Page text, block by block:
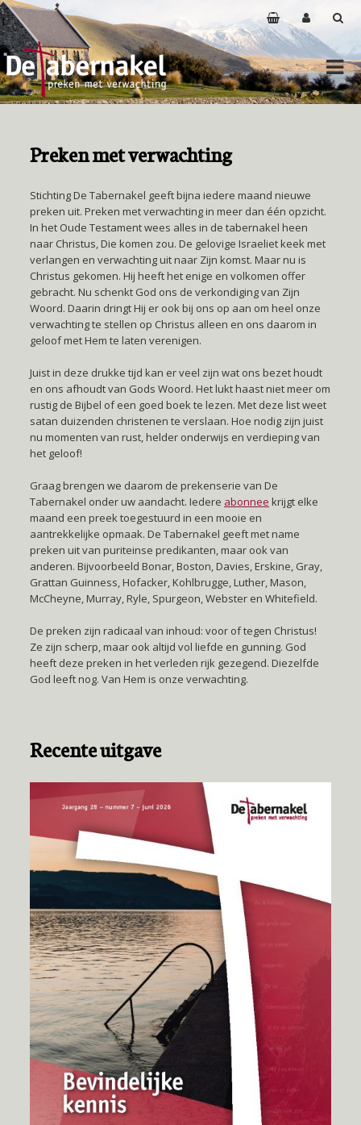
Preken met verwachting
Stichting De Tabernakel geeft bijna iedere maand nieuwe
preken uit. Preken met verwachting in meer dan één opzicht.
In het Oude Testament wees alles in de tabernakel heen
naar Christus, Die komen zou. De gelovige Israeliet keek met
verlangen en verwachting uit naar Zijn komst. Maar nu is
Christus gekomen. Hij heeft het enige en volkomen offer
gebracht. Nu schenkt God ons de verkondiging van Zijn
Woord. Daarin dringt Hij er ook bij ons op aan om heel onze
verwachting te stellen op Christus alleen en ons daarom in
geloof met Hem te laten verenigen.
Juist in deze drukke tijd kan er veel zijn wat ons bezet houdt
en ons afhoudt van Gods Woord. Het lukt haast niet meer om
rustig de Bijbel of een goed boek te lezen. Met deze list weet
satan duizenden christenen te verslaan. Hoe nodig zijn juist
nu momenten van rust, helder onderwijs en verdieping van
het geloof!
Graag brengen we daarom de prekenserie van De
Tabernakel onder uw aandacht. Iedere abonnee krijgt elke
maand een preek toegestuurd in een mooie en
aantrekkelijke opmaak. De Tabernakel geeft met name
preken uit van puriteinse predikanten, maar ook van
anderen. Bijvoorbeeld Bonar, Boston, Davies, Erskine, Gray,
Grattan Guinness, Hofacker, Kohlbrugge, Luther, Mason,
McCheyne, Murray, Ryle, Spurgeon, Webster en Whitefield.
De preken zijn radicaal van inhoud: voor of tegen Christus!
Ze zijn scherp, maar ook altijd vol liefde en gunning. God
heeft deze preken in het verleden rijk gezegend. Diezelfde
God leeft nog. Van Hem is onze verwachting.
Recente uitgave